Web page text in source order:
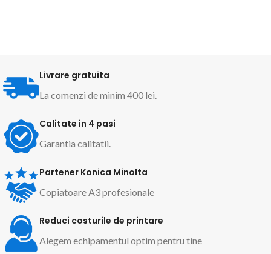
Livrare gratuita
La comenzi de minim 400 lei.
Calitate in 4 pasi
Garantia calitatii.
Partener Konica Minolta
Copiatoare A3 profesionale
Reduci costurile de printare
Alegem echipamentul optim pentru tine